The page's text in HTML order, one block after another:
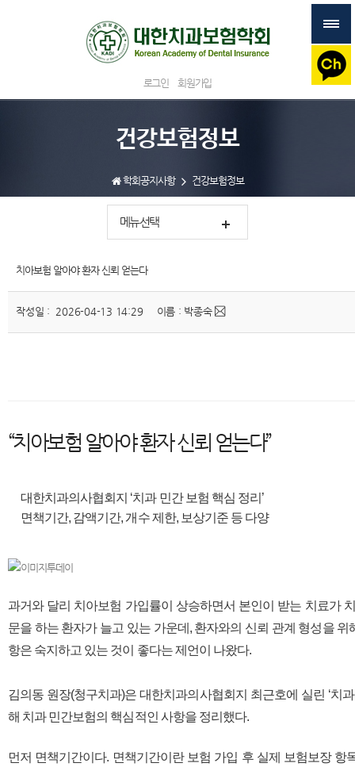
로그인 회원가입
건강보험정보
학회공지사항 건강보험정보
메뉴선택
치아보험 알아야 환자 신뢰 얻는다
작성일 : 2026-04-13 14:29 이름 : 박종숙
“치아보험 알아야 환자 신뢰 얻는다”
대한치과의사협회지 ‘치과 민간 보험 핵심 정리’
면책기간, 감액기간, 개수 제한, 보상기준 등 다양
과거와 달리 치아보험 가입률이 상승하면서 본인이 받는 치료가
문을 하는 환자가 늘고 있는 가운데, 환자와의 신뢰 관계 형성을
항은 숙지하고 있는 것이 좋다는 제언이 나왔다.
김의동 원장(청구치과)은 대한치과의사협회지 최근호에 실린 ‘치
해 치과 민간보험의 핵심적인 사항을 정리했다.
먼저 면책기간이다. 면책기간이란 보험 가입 후 실제 보험보장